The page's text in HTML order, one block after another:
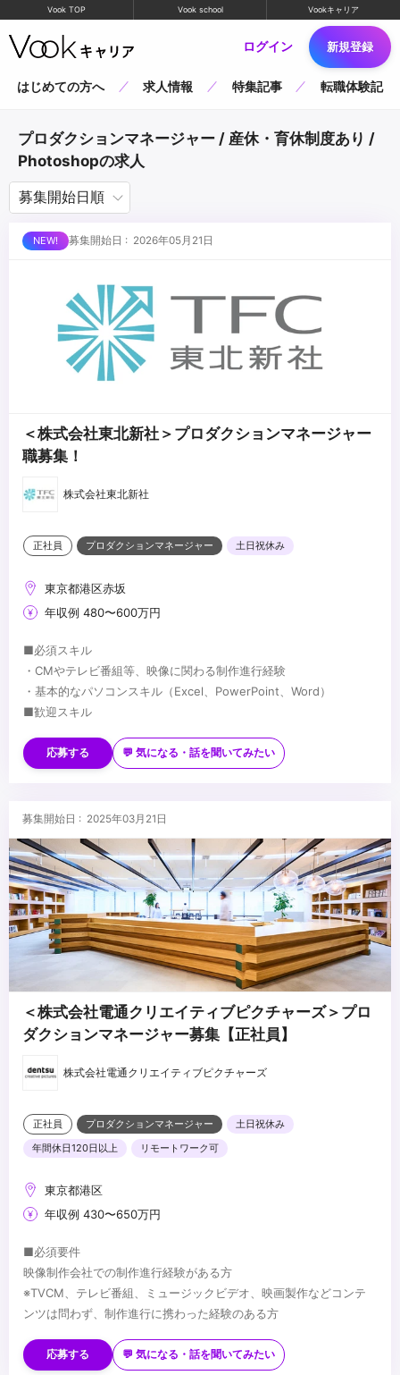
Vook TOP Vook school Vookキャリア
ログイン 新規登録
はじめての方へ 求人情報 特集記事 転職体験記
プロダクションマネージャー / 産休・育休制度あり /
Photoshopの求人
募集開始日 : 2026年05月21日
＜株式会社東北新社＞プロダクションマネージャー
職募集！
株式会社東北新社
正社員 プロダクションマネージャー 土日祝休み
東京都港区赤坂
年収例 480〜600万円
■必須スキル
・CMやテレビ番組等、映像に関わる制作進行経験
・基本的なパソコンスキル（Excel、PowerPoint、Word）
■歓迎スキル
※CM制作におけるプロダクションマネージャー経験のある方は優遇
いたします。
・【つくる】ことが好きな方
・コミュニケーションを取ることが好きな方
・映像、広告への興味があり、フットワークが軽く好奇⼼旺盛な方
...
応募する 💬 気になる・話を聞いてみたい
募集開始日 : 2025年03月21日
＜株式会社電通クリエイティブピクチャーズ＞プロ
ダクションマネージャー募集【正社員】
株式会社電通クリエイティブピクチャーズ
正社員 プロダクションマネージャー
土日祝休み
年間休日120日以上
リモートワーク可
東京都港区
年収例 430〜650万円
■必須要件
映像制作会社での制作進行経験がある方
※TVCM、テレビ番組、ミュージックビデオ、映画製作などコンテ
ンツは問わず、制作進行に携わった経験のある方
・Adobe Illustrator／Photoshop／Premierの基本操作
応募する 💬 気になる・話を聞いてみたい